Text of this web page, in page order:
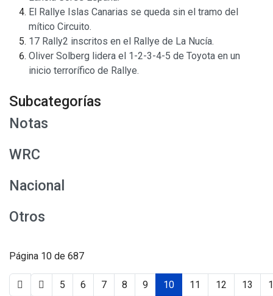
El Rallye Islas Canarias se queda sin el tramo del
mítico Circuito.
17 Rally2 inscritos en el Rallye de La Nucía.
Oliver Solberg lidera el 1-2-3-4-5 de Toyota en un
inicio terrorífico de Rallye.
Subcategorías
Notas
WRC
Nacional
Otros
Página 10 de 687
5 6 7 8 9 10 11 12 13